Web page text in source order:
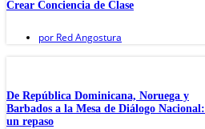
Crear Conciencia de Clase
por Red Angostura
De República Dominicana, Noruega y
Barbados a la Mesa de Diálogo Nacional:
un repaso